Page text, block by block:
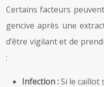
Certains facteurs
gencive après une
d’être vigilant et de
:
Infection :Si le caillot